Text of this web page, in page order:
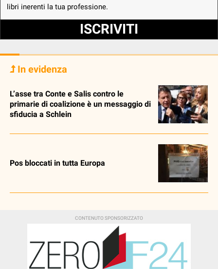
libri inerenti la tua professione.
ISCRIVITI
In evidenza
L’asse tra Conte e Salis contro le
primarie di coalizione è un messaggio di
sfiducia a Schlein
Pos bloccati in tutta Europa